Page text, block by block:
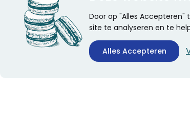
Door op "Alles
site te analyseren en te
Alles Accepteren